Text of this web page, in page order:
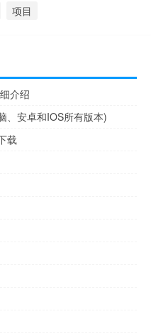
项目
介绍
、安卓和IOS所有版本)
载